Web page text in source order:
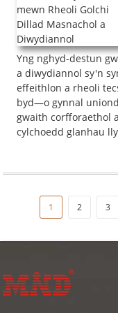
Yng nghyd-destun
a diwydiannol sy'n
effeithlon a rheoli
byd—o gynnal
gwaith corfforaethol
cylchoedd glanhau
1 2 3